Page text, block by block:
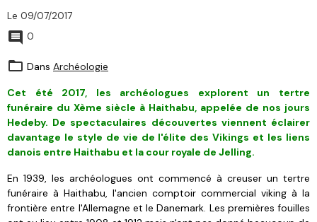
Le 09/07/2017
0
Dans Archéologie
Cet été 2017, les archéologues explorent un tertre
funéraire du Xème siècle à Haithabu, appelée de nos jours
Hedeby. De spectaculaires découvertes viennent éclairer
davantage le style de vie de l'élite des Vikings et les liens
danois entre Haithabu et la cour royale de Jelling.
En 1939, les archéologues ont commencé à creuser un tertre
funéraire à Haithabu, l'ancien comptoir commercial viking à la
frontière entre l'Allemagne et le Danemark. Les premières fouilles